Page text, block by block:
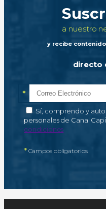
a nuestro
y recibe
directo
Correo electrónico
*Campo obligatorio
Autorización de
Sí, comprendo y
personales de Canal
condiciones
*Campos obligatorios